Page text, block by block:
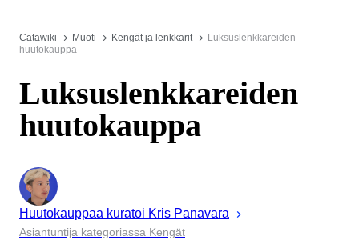
Catawiki Muoti Kengät ja lenkkarit
Luksuslenkkareiden
huutokauppa
Luksuslenkkareiden
huutokauppa
Huutokauppaa kuratoi Kris Panavara
Asiantuntija kategoriassa Kengät